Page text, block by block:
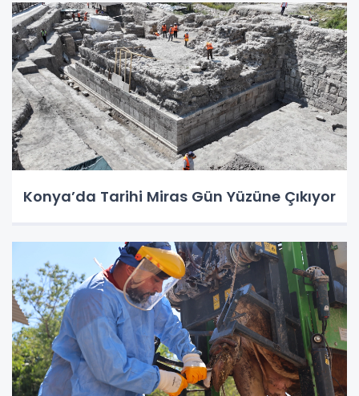
Konya’da Tarihi Miras Gün Yüzüne Çıkıyor